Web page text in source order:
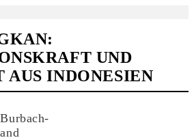
UND
AUS INDONESIEN